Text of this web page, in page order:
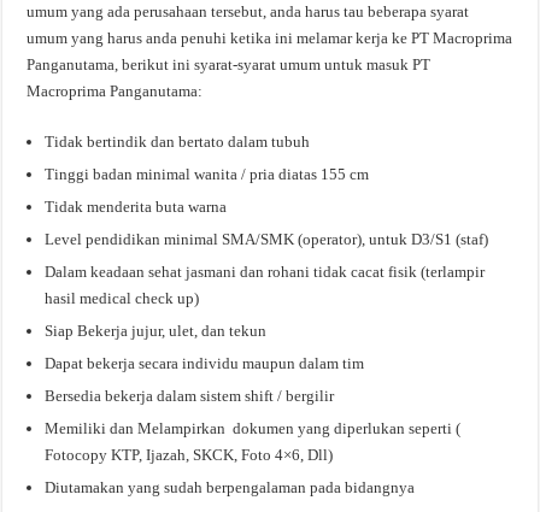
umum yang ada perusahaan tersebut, anda harus tau beberapa syarat
umum yang harus anda penuhi ketika ini melamar kerja ke PT Macroprima
Panganutama, berikut ini syarat-syarat umum untuk masuk PT
Macroprima Panganutama:
Tidak bertindik dan bertato dalam tubuh
Tinggi badan minimal wanita / pria diatas 155 cm
Tidak menderita buta warna
Level pendidikan minimal SMA/SMK (operator), untuk D3/S1 (staf)
Dalam keadaan sehat jasmani dan rohani tidak cacat fisik (terlampir
hasil medical check up)
Siap Bekerja jujur, ulet, dan tekun
Dapat bekerja secara individu maupun dalam tim
Bersedia bekerja dalam sistem shift / bergilir
Memiliki dan Melampirkan dokumen yang diperlukan seperti (
Fotocopy KTP, Ijazah, SKCK, Foto 4×6, Dll)
Diutamakan yang sudah berpengalaman pada bidangnya